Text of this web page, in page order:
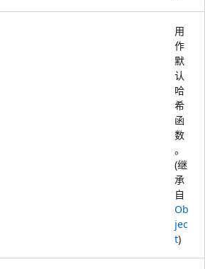
用
作
默
认
哈
希
函
数
。
(继
承
自
Ob
jec
t)